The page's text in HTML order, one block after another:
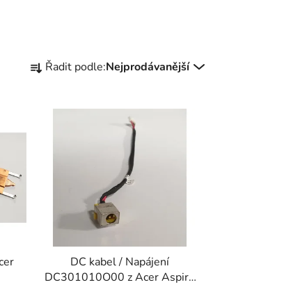
a Řadit podle:Nejprodávanější
DC kabel / Napájení
DC301010O00 z Acer Aspire